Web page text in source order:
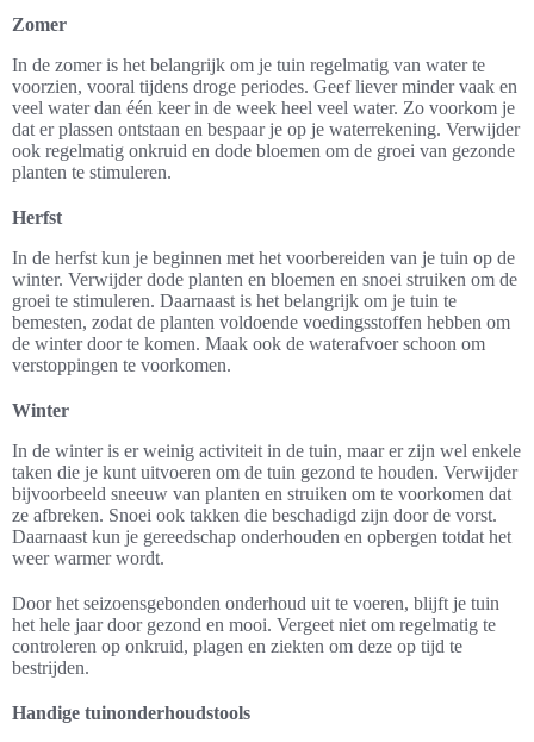
Zomer
In de zomer is het belangrijk om je tuin regelmatig van water te
voorzien, vooral tijdens droge periodes. Geef liever minder vaak en
veel water dan één keer in de week heel veel water. Zo voorkom je
dat er plassen ontstaan en bespaar je op je waterrekening. Verwijder
ook regelmatig onkruid en dode bloemen om de groei van gezonde
planten te stimuleren.
Herfst
In de herfst kun je beginnen met het voorbereiden van je tuin op de
winter. Verwijder dode planten en bloemen en snoei struiken om de
groei te stimuleren. Daarnaast is het belangrijk om je tuin te
bemesten, zodat de planten voldoende voedingsstoffen hebben om
de winter door te komen. Maak ook de waterafvoer schoon om
verstoppingen te voorkomen.
Winter
In de winter is er weinig activiteit in de tuin, maar er zijn wel enkele
taken die je kunt uitvoeren om de tuin gezond te houden. Verwijder
bijvoorbeeld sneeuw van planten en struiken om te voorkomen dat
ze afbreken. Snoei ook takken die beschadigd zijn door de vorst.
Daarnaast kun je gereedschap onderhouden en opbergen totdat het
weer warmer wordt.
Door het seizoensgebonden onderhoud uit te voeren, blijft je tuin
het hele jaar door gezond en mooi. Vergeet niet om regelmatig te
controleren op onkruid, plagen en ziekten om deze op tijd te
bestrijden.
Handige tuinonderhoudstools